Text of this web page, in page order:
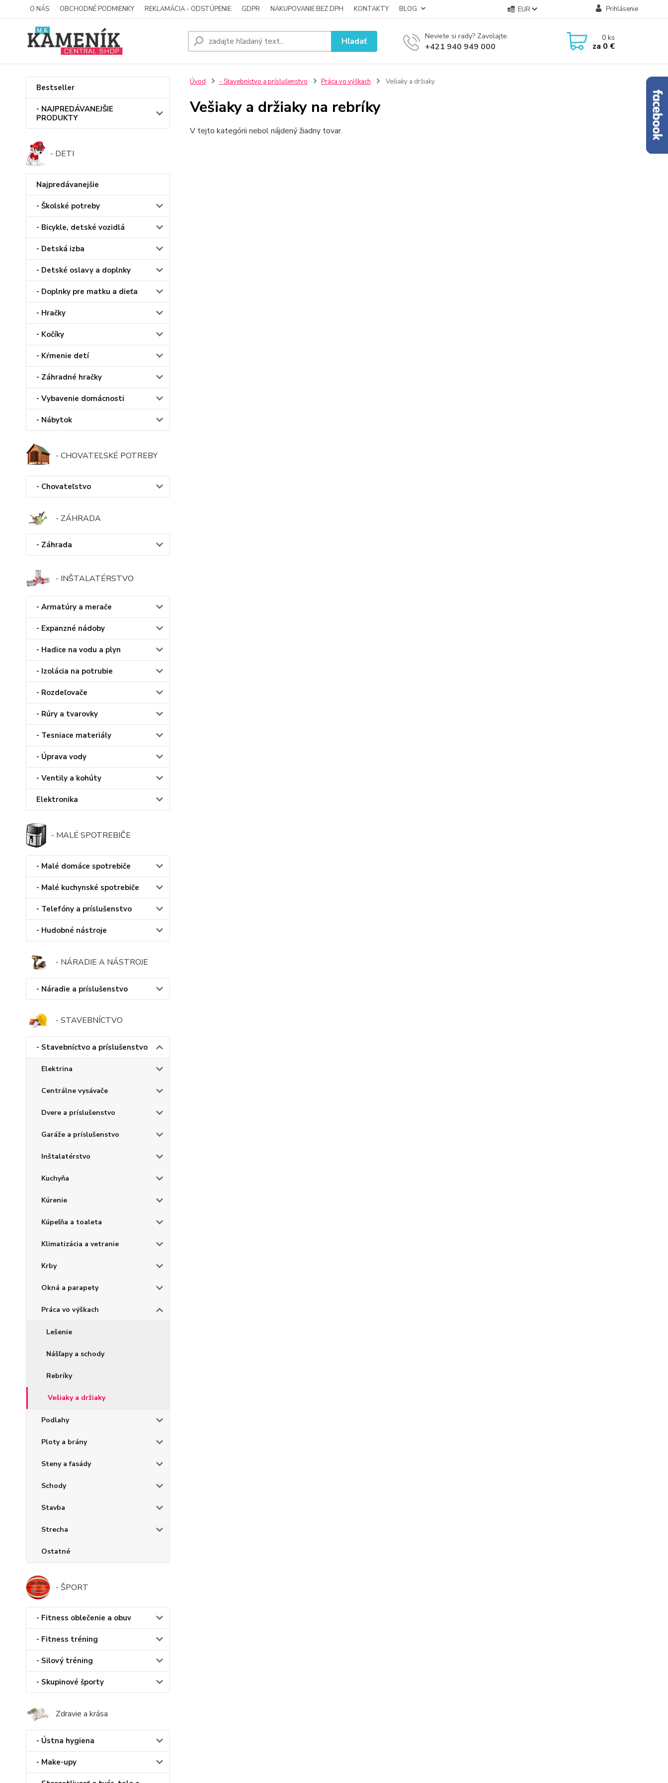
O NÁS OBCHODNÉ PODMIENKY REKLAMÁCIA - ODSTÚPENIE GDPR NAKUPOVANIE BEZ DPH KONTAKTY BLOG EUR Prihlásenie
Hľadať Neviete si rady? Zavolajte.
+421 940 949 000
0ks
za 0 €
Bestseller
- NAJPREDÁVANEJŠIE
PRODUKTY
- DETI
Najpredávanejšie
- Školské potreby
- Bicykle, detské vozidlá
- Detská izba
- Detské oslavy a doplnky
- Doplnky pre matku a dieťa
- Hračky
- Kočíky
- Kŕmenie detí
- Záhradné hračky
- Vybavenie domácnosti
- Nábytok
- CHOVATEĽSKÉ POTREBY
- Chovateľstvo
- ZÁHRADA
- Záhrada
- INŠTALATÉRSTVO
- Armatúry a merače
- Expanzné nádoby
- Hadice na vodu a plyn
- Izolácia na potrubie
- Rozdeľovače
- Rúry a tvarovky
- Tesniace materiály
- Úprava vody
- Ventily a kohúty
Elektronika
- MALÉ SPOTREBIČE
- Malé domáce spotrebiče
- Malé kuchynské spotrebiče
- Telefóny a príslušenstvo
- Hudobné nástroje
- NÁRADIE A NÁSTROJE
- Náradie a príslušenstvo
- STAVEBNÍCTVO
- Stavebníctvo a príslušenstvo
Elektrina
Centrálne vysávače
Dvere a príslušenstvo
Garáže a príslušenstvo
Inštalatérstvo
Kuchyňa
Kúrenie
Kúpeľňa a toaleta
Klimatizácia a vetranie
Krby
Okná a parapety
Práca vo výškach
Lešenie
Nášľapy a schody
Rebríky
Vešiaky a držiaky
Podlahy
Ploty a brány
Steny a fasády
Schody
Stavba
Strecha
Ostatné
- ŠPORT
- Fitness oblečenie a obuv
- Fitness tréning
- Silový tréning
- Skupinové športy
Zdravie a krása
- Ústna hygiena
- Make-upy
Úvod - Stavebníctvo a príslušenstvo Práca vo výškach Vešiaky a držiaky
Vešiaky a držiaky na rebríky
V tejto kategórii nebol nájdený žiadny tovar.